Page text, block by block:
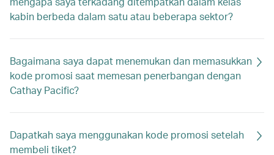
kabin berbeda dalam satu atau beberapa sektor?
Bagaimana saya dapat menemukan dan memasukkan
kode promosi saat memesan penerbangan dengan
Cathay Pacific?
Dapatkah saya menggunakan kode promosi setelah
membeli tiket?